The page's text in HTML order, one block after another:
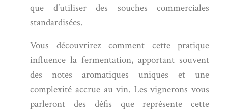
que d’utiliser des souches commerciales
standardisées.
Vous découvrirez comment cette pratique
influence la fermentation, apportant souvent
des notes aromatiques uniques et une
complexité accrue au vin. Les vignerons vous
parleront des défis que représente cette